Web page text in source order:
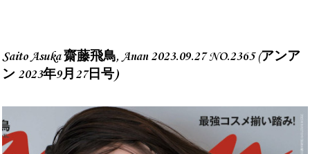
Saito Asuka 齋藤飛鳥, Anan 2023.09.27 NO.2365 (アンア
ン 2023年9月27日号)